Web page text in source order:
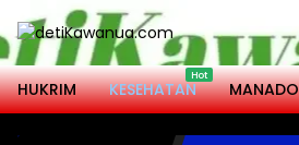
Langsung
ke
konten
HUKRIM
KESEHATAN MANADO